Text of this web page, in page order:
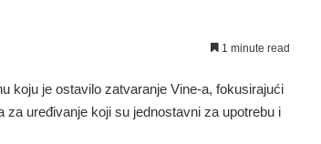
1 minute read
koju je ostavilo zatvaranje Vine-a, fokusirajući
uređivanje koji su jednostavni za upotrebu i